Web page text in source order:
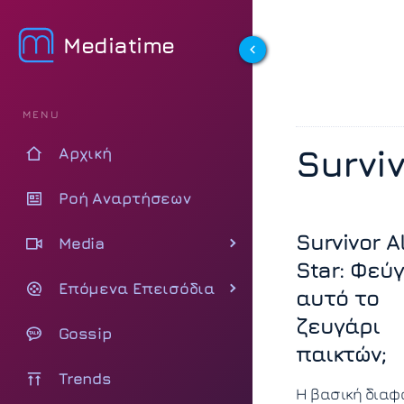
Mediatime
MENU
Αρχική
Ροή Αναρτήσεων
Media
Επόμενα Επεισόδια
Gossip
Trends
Survivor
Star:
αυτό το
ζευγάρι
παικτών;
Η βασική